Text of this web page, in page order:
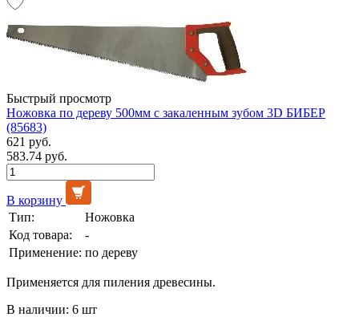
Быстрый просмотр
Ножовка по дереву 500мм с закаленным зубом 3D БИБЕР
(85683)
621 руб.
583.74 руб.
В корзину
Тип:
Ножовка
Код товара:
-
Применение: по дереву
Применяется для пиления древесины.
В наличии: 6 шт